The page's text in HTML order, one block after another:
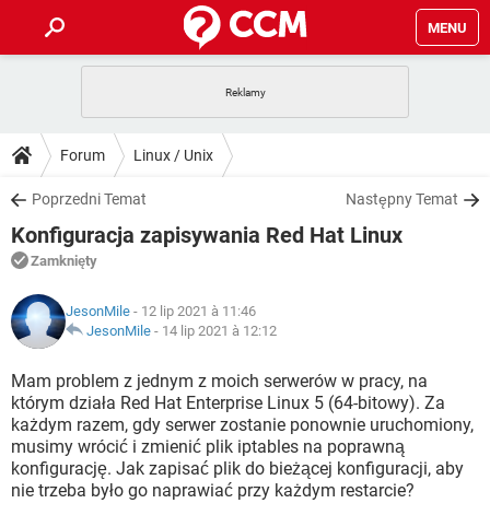
MENU
GRY
SPOTIFY
INSTAGRAM FACEBOOK
WINDOWS 10
PORADY
PlayStation
SPOTIFY
INSTAGRAM
WINDOWS 10
DO POBRANIA
ANDROID TIKTOK
GRY
IOS
INSTAGRAM
WINDOWS 10
FORUM
COVID-19
GRY WHATSAPP
INSTAGRAM FACEBOOK
WINDOWS 10
ARTYKUŁY
COVID-19
GRY WHATSAPP
SPOTIFY NETFLIX
INSTAGRAM FACEBOOK
WINDOWS 10
Forum Linux / Unix
Poprzedni Temat Następny Temat
Konfiguracja zapisywania Red Hat Linux
Zamknięty
JesonMile - 12 lip 2021 à 11:46
JesonMile - 14 lip 2021 à 12:12
Mam problem z jednym z moich serwerów w pracy, na
którym działa Red Hat Enterprise Linux 5 (64-bitowy). Za
każdym razem, gdy serwer zostanie ponownie uruchomiony,
musimy wrócić i zmienić plik iptables na poprawną
konfigurację. Jak zapisać plik do bieżącej konfiguracji, aby
nie trzeba było go naprawiać przy każdym restarcie?